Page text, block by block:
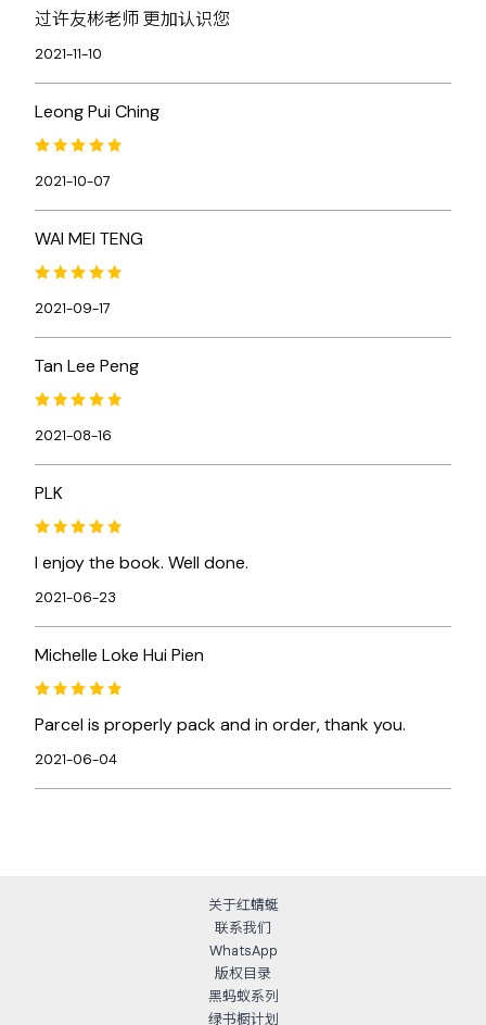
过许友彬老师 更加认识您
2021-11-10
Leong Pui Ching
2021-10-07
WAI MEI TENG
2021-09-17
Tan Lee Peng
2021-08-16
PLK
I enjoy the book. Well done.
2021-06-23
Michelle Loke Hui Pien
Parcel is properly pack and in order, thank you.
2021-06-04
关于红蜻蜓
联系我们
WhatsApp
版权目录
黑蚂蚁系列
绿书橱计划